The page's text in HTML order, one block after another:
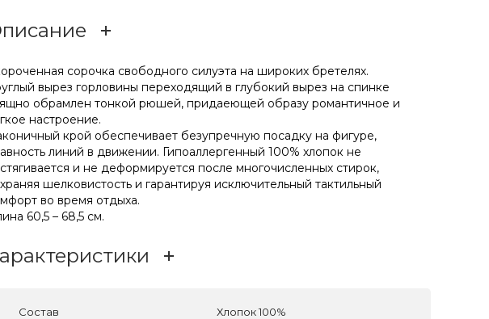
сорочка свободного силуэта на широких бретелях.
вырез горловины переходящий в глубокий вырез на спинке
обрамлен тонкой рюшей, придаеющей образу романтичное и
настроение.
крой обеспечивает безупречную посадку на фигуре,
линий в движении. Гипоаллергенный 100% хлопок не
и не деформируется после многочисленных стирок,
шелковистость и гарантируя исключительный тактильный
во время отдыха.
60,5 – 68,5 см.
Состав Хлопок 100%